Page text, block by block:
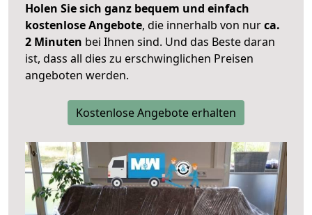
Holen Sie sich ganz bequem und einfach
kostenlose Angebote, die innerhalb von nurca.
2 Minuten bei Ihnen sind. Und das Beste daran
ist, dass all dies zu erschwinglichen Preisen
angeboten werden.
Kostenlose Angebote erhalten